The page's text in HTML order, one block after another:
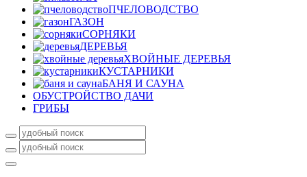
ПЧЕЛОВОДСТВО
ГАЗОН
СОРНЯКИ
ДЕРЕВЬЯ
ХВОЙНЫЕ ДЕРЕВЬЯ
КУСТАРНИКИ
БАНЯ И САУНА
ОБУСТРОЙСТВО ДАЧИ
ГРИБЫ